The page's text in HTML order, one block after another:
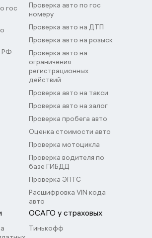
гос
РФ
Проверка авто по гос
номеру
Проверка авто на ДТП
Проверка авто на розыск
Проверка авто на
ограничения
регистрационных
действий
Проверка авто на такси
Проверка авто на залог
Проверка пробега авто
Оценка стоимости авто
Проверка мотоцикла
Проверка водителя по
базе ГИБДД
Проверка ЭПТС
Расшифровка VIN кода
авто
ОСАГО у страховых
Тинькофф